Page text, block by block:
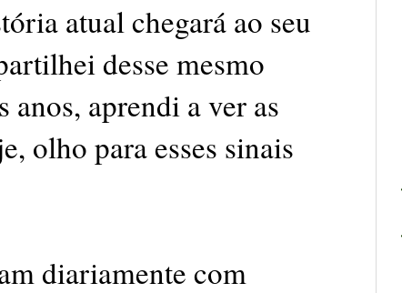
atual chegará ao seu
desse mesmo
aprendi a ver as
olho para esses sinais
diariamente com